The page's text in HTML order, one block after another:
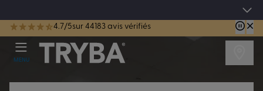
MENU